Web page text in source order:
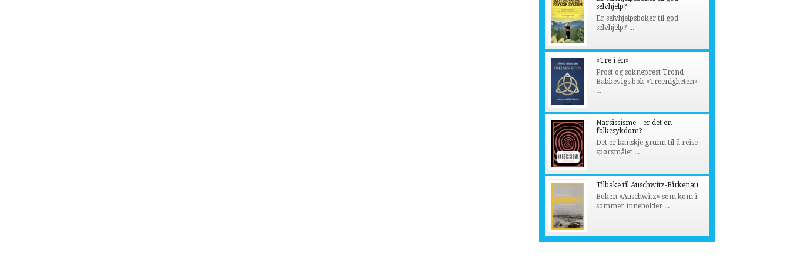
selvhjelp?
Er selvhjelpsbøker til god
selvhjelp? ...
«Tre i én»
Prost og sokneprest Trond
Bakkevigs bok «Treenigheten»
...
Narsissisme – er det en
folkesykdom?
Det er kanskje grunn til å reise
spørsmålet ...
Tilbake til Auschwitz-Birkenau
Boken «Auschwitz» som kom i
sommer inneholder ...